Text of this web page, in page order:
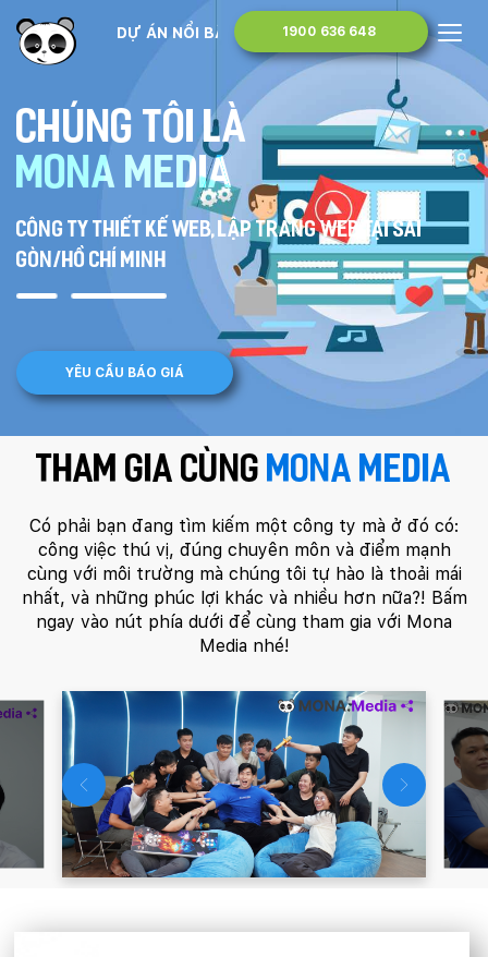
1900 636 648
DỰ ÁN NỔI BẬT
Chúng tôi là
Mona Media
Công ty thiết kế web, lập trang web tại Sài
Gòn/Hồ Chí Minh
YÊU CẦU BÁO GIÁ
THAM GIA CÙNG MONA MEDIA
Có phải bạn đang tìm kiếm một công ty mà ở đó có:
công việc thú vị, đúng chuyên môn và điểm mạnh
cùng với môi trường mà chúng tôi tự hào là thoải mái
nhất, và những phúc lợi khác và nhiều hơn nữa?! Bấm
ngay vào nút phía dưới để cùng tham gia với Mona
Media nhé!